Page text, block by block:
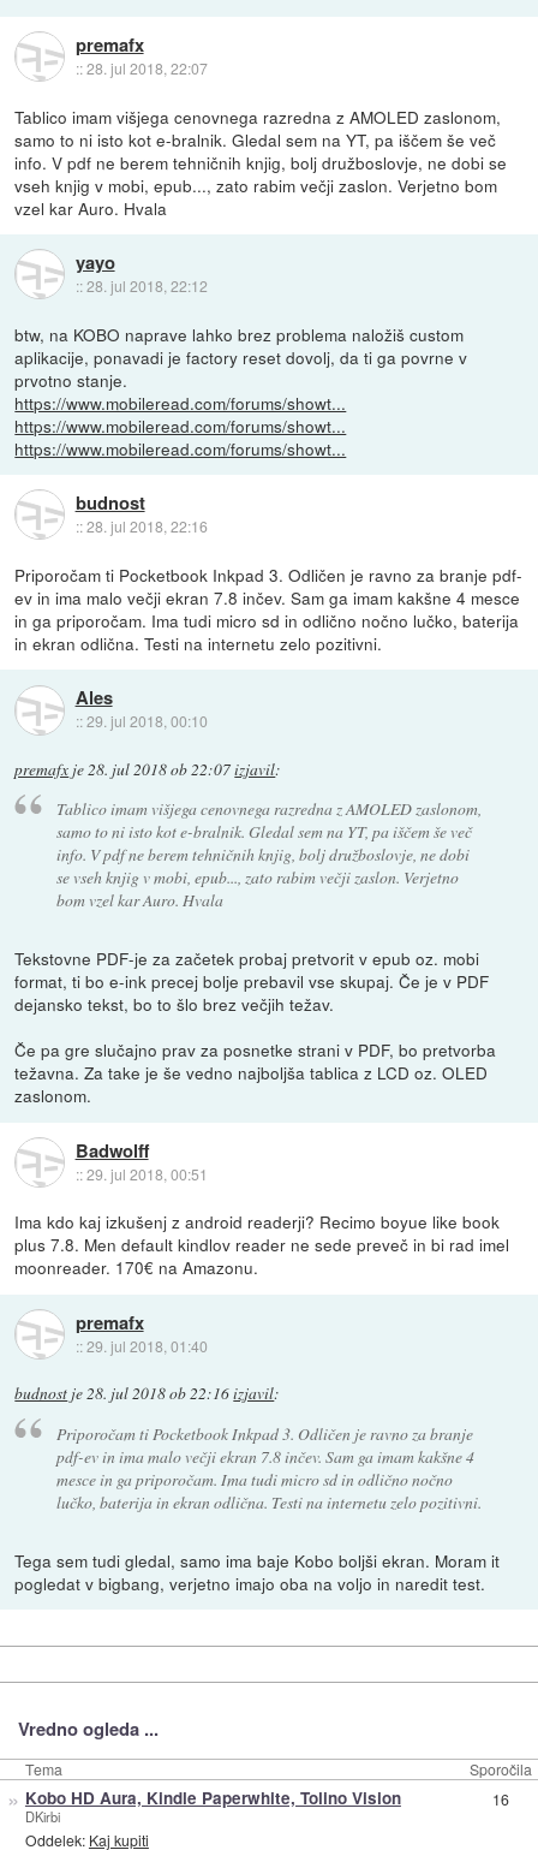
premafx
::28. jul 2018, 22:07
Tablico imam višjega cenovnega razredna z AMOLED zaslonom,
samo to ni isto kot e-bralnik. Gledal sem na YT, pa iščem še več
info. V pdf ne berem tehničnih knjig, bolj družboslovje, ne dobi se
vseh knjig v mobi, epub..., zato rabim večji zaslon. Verjetno bom
vzel kar Auro. Hvala
yayo
::28. jul 2018, 22:12
btw, na KOBO naprave lahko brez problema naložiš custom
aplikacije, ponavadi je factory reset dovolj, da ti ga povrne v
prvotno stanje.
https://www.mobileread.com/forums/showt...
https://www.mobileread.com/forums/showt...
https://www.mobileread.com/forums/showt...
budnost
::28. jul 2018, 22:16
Priporočam ti Pocketbook Inkpad 3. Odličen je ravno za branje pdf-
ev in ima malo večji ekran 7.8 inčev. Sam ga imam kakšne 4 mesce
in ga priporočam. Ima tudi micro sd in odlično nočno lučko, baterija
in ekran odlična. Testi na internetu zelo pozitivni.
Ales
::29. jul 2018, 00:10
premafx je28. jul 2018 ob 22:07izjavil:
Tablico imam višjega cenovnega razredna z AMOLED zaslonom,
samo to ni isto kot e-bralnik. Gledal sem na YT, pa iščem še več
info. V pdf ne berem tehničnih knjig, bolj družboslovje, ne dobi
se vseh knjig v mobi, epub..., zato rabim večji zaslon. Verjetno
bom vzel kar Auro. Hvala
Tekstovne PDF-je za začetek probaj pretvorit v epub oz. mobi
format, ti bo e-ink precej bolje prebavil vse skupaj. Če je v PDF
dejansko tekst, bo to šlo brez večjih težav.
Če pa gre slučajno prav za posnetke strani v PDF, bo pretvorba
težavna. Za take je še vedno najboljša tablica z LCD oz. OLED
zaslonom.
Badwolff
::29. jul 2018, 00:51
Ima kdo kaj izkušenj z android readerji? Recimo boyue like book
plus 7.8. Men default kindlov reader ne sede preveč in bi rad imel
moonreader. 170€ na Amazonu.
premafx
::29. jul 2018, 01:40
budnost je28. jul 2018 ob 22:16izjavil:
Priporočam ti Pocketbook Inkpad 3. Odličen je ravno za branje
pdf-ev in ima malo večji ekran 7.8 inčev. Sam ga imam kakšne 4
mesce in ga priporočam. Ima tudi micro sd in odlično nočno
lučko, baterija in ekran odlična. Testi na internetu zelo pozitivni.
Tega sem tudi gledal, samo ima baje Kobo boljši ekran. Moram it
pogledat v bigbang, verjetno imajo oba na voljo in naredit test.
Vredno ogleda ...
Tema Sporočila
» Kobo HD Aura, Kindle Paperwhite, Tolino Vision
DKirbi
Oddelek: Kaj kupiti
16